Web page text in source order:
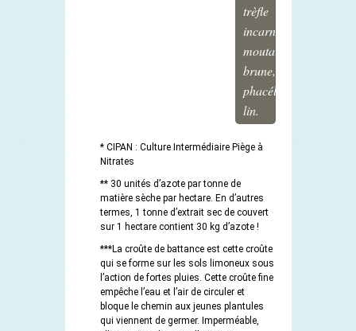
trèfle
incarnat,
moutarde
brune,
phacélie,
lin.
* CIPAN : Culture Intermédiaire Piège à
Nitrates
** 30 unités d’azote par tonne de
matière sèche par hectare. En d’autres
termes, 1 tonne d’extrait sec de couvert
sur 1 hectare contient 30 kg d’azote !
***La croûte de battance est cette croûte
qui se forme sur les sols limoneux sous
l’action de fortes pluies. Cette croûte fine
empêche l’eau et l’air de circuler et
bloque le chemin aux jeunes plantules
qui viennent de germer. Imperméable,